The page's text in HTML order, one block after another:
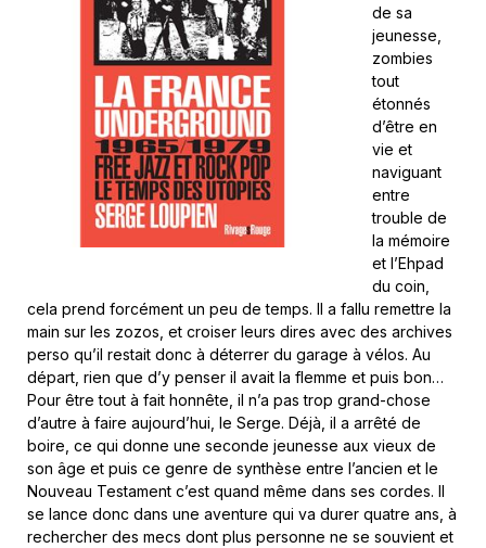
de sa
jeunesse,
zombies
tout
étonnés
d’être en
vie et
naviguant
entre
trouble de
la mémoire
et l’Ehpad
du coin,
cela prend forcément un peu de temps. Il a fallu remettre la
main sur les zozos, et croiser leurs dires avec des archives
perso qu’il restait donc à déterrer du garage à vélos. Au
départ, rien que d’y penser il avait la flemme et puis bon…
Pour être tout à fait honnête, il n’a pas trop grand-chose
d’autre à faire aujourd’hui, le Serge. Déjà, il a arrêté de
boire, ce qui donne une seconde jeunesse aux vieux de
son âge et puis ce genre de synthèse entre l’ancien et le
Nouveau Testament c’est quand même dans ses cordes. Il
se lance donc dans une aventure qui va durer quatre ans, à
rechercher des mecs dont plus personne ne se souvient et